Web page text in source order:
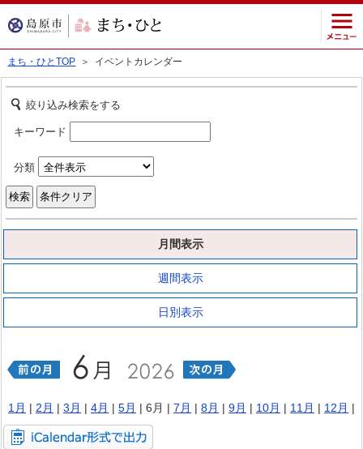
まち・ひとTOP ＞ イベントカレンダー
絞り込み検索をする
キーワード
分類
月間表示
週間表示
日別表示
1月 | 2月 | 3月 | 4月 | 5月 | 6月 | 7月 | 8月 | 9月 | 10月 | 11月 | 12月 |